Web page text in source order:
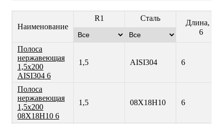
Наименование
R1 Сталь
Длина, м
6
Полоса
нержавеющая
1,5х200
AISI304 6
1,5 AISI304 6
Полоса
нержавеющая
1,5х200
08Х18Н10 6
1,5 08Х18Н10 6